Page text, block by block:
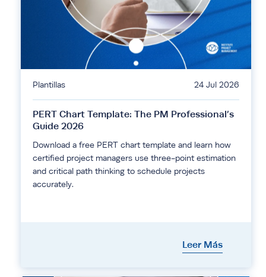
Plantillas 24 Jul 2026
PERT Chart Template: The PM Professional’s
Guide 2026
Download a free PERT chart template and learn how
certified project managers use three-point estimation
and critical path thinking to schedule projects
accurately.
Leer Más